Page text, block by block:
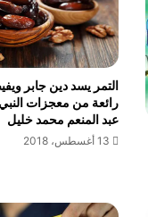
التمر يسد دين جابر
رائعة من معجزات
عبد المنعم محمد خليل
13 أغسطس، 2018